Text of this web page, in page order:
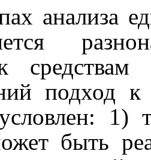
анализа
подход
1)
быть